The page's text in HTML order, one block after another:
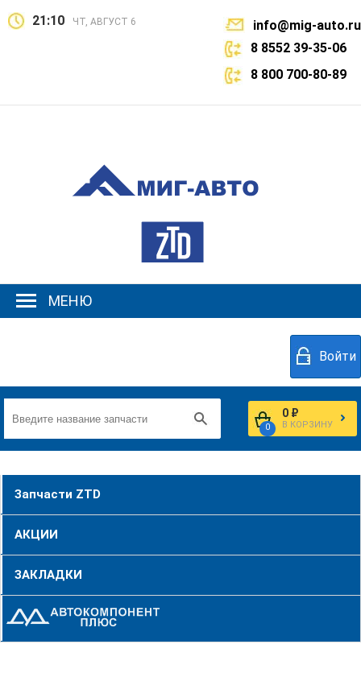
21:10 ЧТ, АВГУСТ 6
info@mig-auto.ru
8 8552 39-35-06
8 800 700-80-89
МЕНЮ
Войти
0
0 ₽
В КОРЗИНУ
Запчасти ZTD
АКЦИИ
ЗАКЛАДКИ